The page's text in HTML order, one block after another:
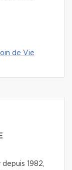
de Vie
1982,